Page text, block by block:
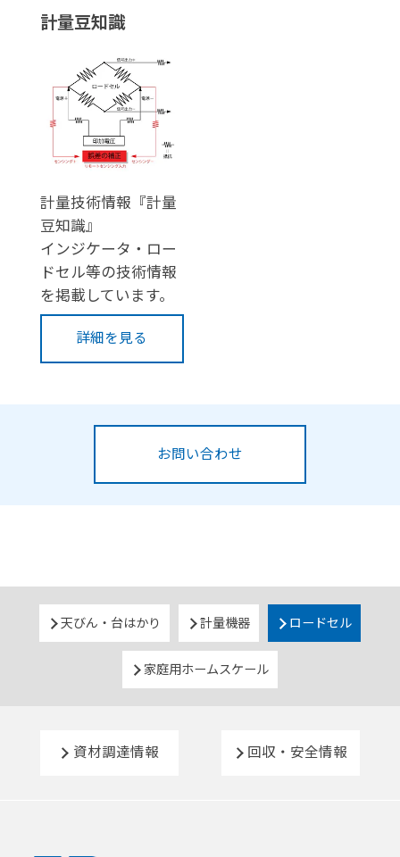
計量豆知識
計量技術情報『計量
豆知識』
インジケータ・ロー
ドセル等の技術情報
を掲載しています。
詳細を見る
お問い合わせ
天びん・台はかり 計量機器 ロードセル
家庭用ホームスケール
資材調達情報 回収・安全情報